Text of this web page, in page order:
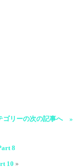
ゴリーの次の記事へ »
8
10 »